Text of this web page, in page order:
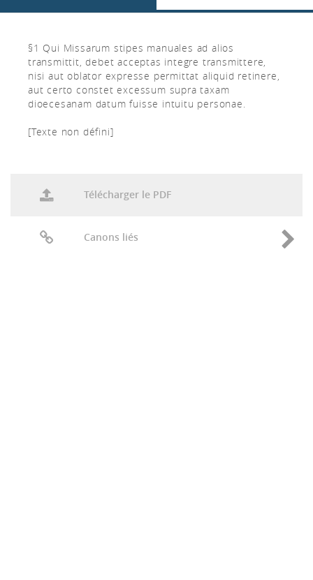
§1 Qui Missarum stipes manuales ad alios
transmittit, debet acceptas integre transmittere,
nisi aut oblator expresse permittat aliquid retinere,
aut certo constet excessum supra taxam
dioecesanam datum fuisse intuitu personae.
[Texte non défini]
Télécharger le PDF
Canons liés